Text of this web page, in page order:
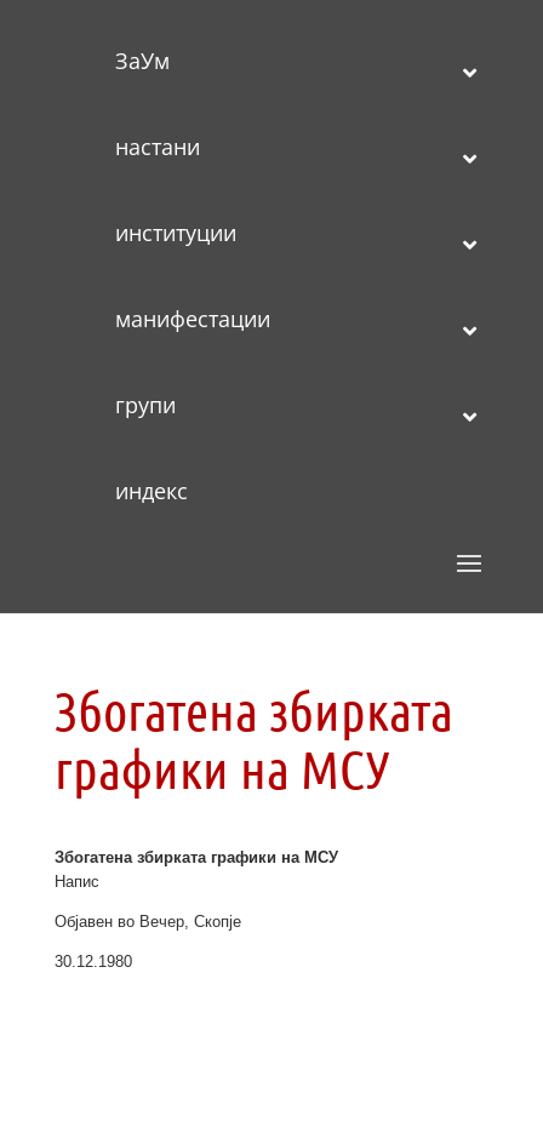
ЗаУм
настани
институции
манифестации
групи
индекс
Збогатена збирката
графики на МСУ
Збогатена збирката графики на МСУ
Напис
Објавен во Вечер, Скопје
30.12.1980